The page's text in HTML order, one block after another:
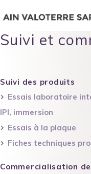
Suivi et
Suivi des produits
Essais laboratoire
IPI, immersion
Essais à la plaque
Fiches techniques
Commercialisation